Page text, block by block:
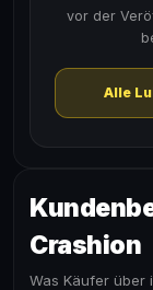
vor der
Alle
Crashion
Was Käufer über